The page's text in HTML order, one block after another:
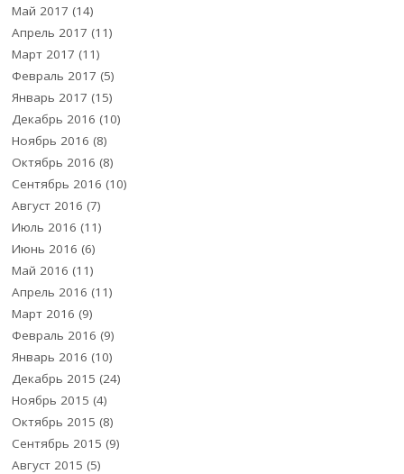
Май 2017 (14)
Апрель 2017 (11)
Март 2017 (11)
Февраль 2017 (5)
Январь 2017 (15)
Декабрь 2016 (10)
Ноябрь 2016 (8)
Октябрь 2016 (8)
Сентябрь 2016 (10)
Август 2016 (7)
Июль 2016 (11)
Июнь 2016 (6)
Май 2016 (11)
Апрель 2016 (11)
Март 2016 (9)
Февраль 2016 (9)
Январь 2016 (10)
Декабрь 2015 (24)
Ноябрь 2015 (4)
Октябрь 2015 (8)
Сентябрь 2015 (9)
Август 2015 (5)